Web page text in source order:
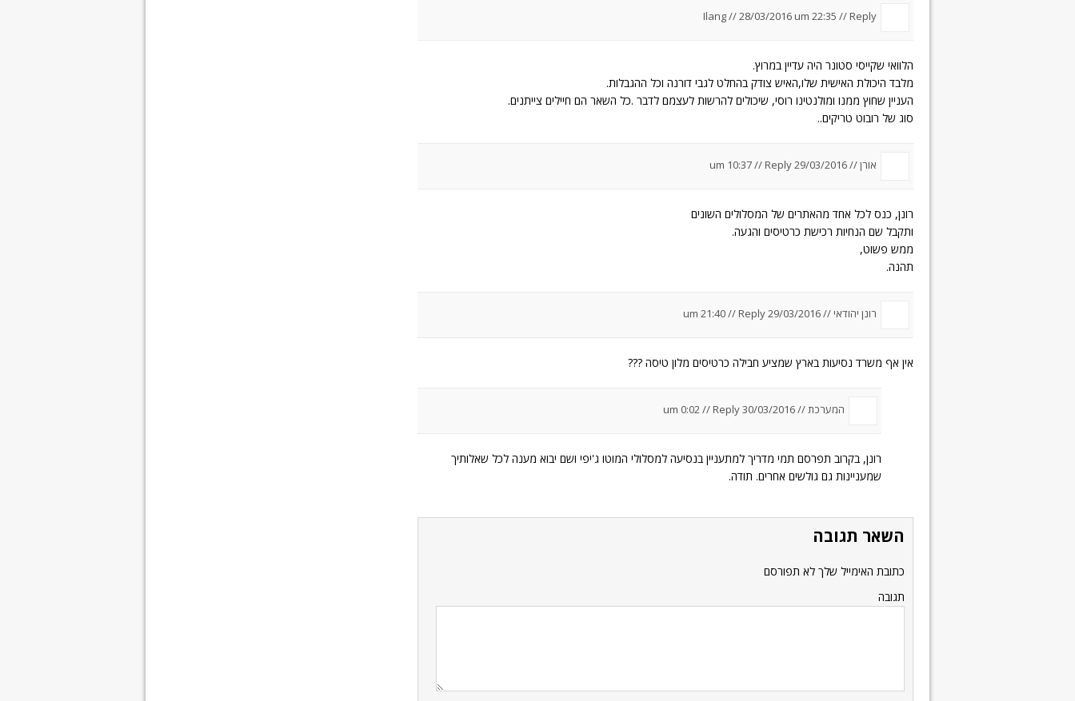
Ilang//28/03/2016 um 22:35 //Reply
הלוואי שקייסי סטונר היה עדיין במרוץ.
מלבד היכולת האישית שלו,האיש צודק בהחלט לגבי דורנה וכל ההגבלות.
העניין שחוץ ממנו ומולנטינו רוסי, שיכולים להרשות לעצמם לדבר .כל השאר הם חיילים צייתנים.
סוג של רובוט טריקים..
אורן //29/03/2016 um 10:37
//Reply
רונן, כנס לכל אחד מהאתרים של המסלולים השונים
ותקבל שם הנחיות רכישת כרטיסים והגעה.
ממש פשוט,
תהנה.
רונן יהודאי //29/03/2016 um 21:40
//Reply
אין אף משרד נסיעות בארץ שמציע חבילה כרטיסים מלון טיסה ???
המערכת //30/03/2016 um 0:02
//Reply
רונן, בקרוב תפרסם תמי מדריך למתעניין בנסיעה למסלולי המוטו ג'יפי ושם יבוא מענה לכל שאלותיך
שמעניינות גם גולשים אחרים. תודה.
השאר תגובה
כתובת האימייל שלך לא תפורסם
תגובה